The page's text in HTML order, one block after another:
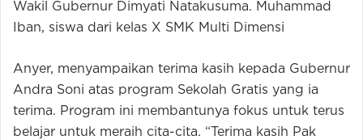
Wakil Gubernur Dimyati Natakusuma. Muhammad
Iban, siswa dari kelas X SMK Multi Dimensi
Anyer, menyampaikan terima kasih kepada Gubernur
Andra Soni atas program Sekolah Gratis yang ia
terima. Program ini membantunya fokus untuk terus
belajar untuk meraih cita-cita. “Terima kasih Pak